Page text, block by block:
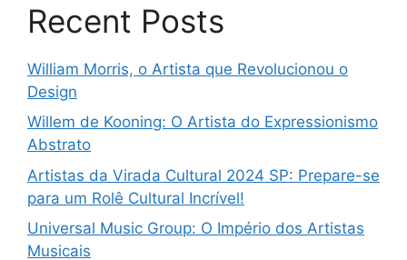
Recent Posts
William Morris, o Artista que Revolucionou o
Design
Willem de Kooning: O Artista do Expressionismo
Abstrato
Artistas da Virada Cultural 2024 SP: Prepare-se
para um Rolê Cultural Incrível!
Universal Music Group: O Império dos Artistas
Musicais